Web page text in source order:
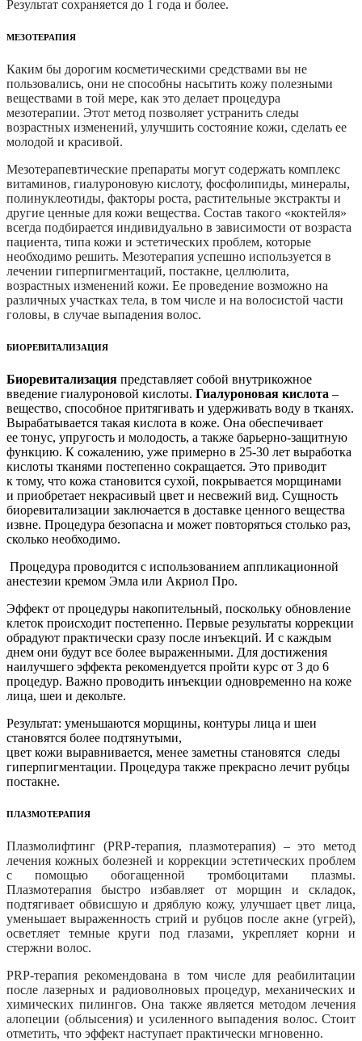
Результат сохраняется до 1 года и более.
МЕЗОТЕРАПИЯ
Каким бы дорогим косметическими средствами вы не
пользовались, они не способны насытить кожу полезными
веществами в той мере, как это делает процедура
мезотерапии. Этот метод позволяет устранить следы
возрастных изменений, улучшить состояние кожи, сделать ее
молодой и красивой.
Мезотерапевтические препараты могут содержать комплекс
витаминов, гиалуроновую кислоту, фосфолипиды, минералы,
полинуклеотиды, факторы роста, растительные экстракты и
другие ценные для кожи вещества. Состав такого «коктейля»
всегда подбирается индивидуально в зависимости от возраста
пациента, типа кожи и эстетических проблем, которые
необходимо решить. Мезотерапия успешно используется в
лечении гиперпигментаций, постакне, целлюлита,
возрастных изменений кожи. Ее проведение возможно на
различных участках тела, в том числе и на волосистой части
головы, в случае выпадения волос.
БИОРЕВИТАЛИЗАЦИЯ
Биоревитализация представляет собой внутрикожное
введение гиалуроновой кислоты. Гиалуроновая кислота –
вещество, способное притягивать и удерживать воду в тканях.
Вырабатывается такая кислота в коже. Она обеспечивает
ее тонус, упругость и молодость, а также барьерно-защитную
функцию. К сожалению, уже примерно в 25-30 лет выработка
кислоты тканями постепенно сокращается. Это приводит
к тому, что кожа становится сухой, покрывается морщинами
и приобретает некрасивый цвет и несвежий вид. Сущность
биоревитализации заключается в доставке ценного вещества
извне. Процедура безопасна и может повторяться столько раз,
сколько необходимо.
Процедура проводится с использованием аппликационной
анестезии кремом Эмла или Акриол Про.
Эффект от процедуры накопительный, поскольку обновление
клеток происходит постепенно. Первые результаты коррекции
обрадуют практически сразу после инъекций. И с каждым
днем они будут все более выраженными. Для достижения
наилучшего эффекта рекомендуется пройти курс от 3 до 6
процедур. Важно проводить инъекции одновременно на коже
лица, шеи и декольте.
Результат: уменьшаются морщины, контуры лица и шеи
становятся более подтянутыми,
цвет кожи выравнивается, менее заметны становятся следы
гиперпигментации. Процедура также прекрасно лечит рубцы
постакне.
ПЛАЗМОТЕРАПИЯ
Плазмолифтинг (PRP-терапия, плазмотерапия) – это метод
лечения кожных болезней и коррекции эстетических проблем
с помощью обогащенной тромбоцитами плазмы.
Плазмотерапия быстро избавляет от морщин и складок,
подтягивает обвисшую и дряблую кожу, улучшает цвет лица,
уменьшает выраженность стрий и рубцов после акне (угрей),
осветляет темные круги под глазами, укрепляет корни и
стержни волос.
PRP-терапия рекомендована в том числе для реабилитации
после лазерных и радиоволновых процедур, механических и
химических пилингов. Она также является методом лечения
алопеции (облысения) и усиленного выпадения волос. Стоит
отметить, что эффект наступает практически мгновенно.